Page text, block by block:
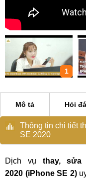
1
Mô tả Hỏi
Thông tin chi tiết
SE 2020
Dịch vụ thay, sửa
2020 (iPhone SE 2)